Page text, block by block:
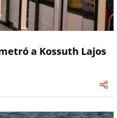
a Kossuth Lajos